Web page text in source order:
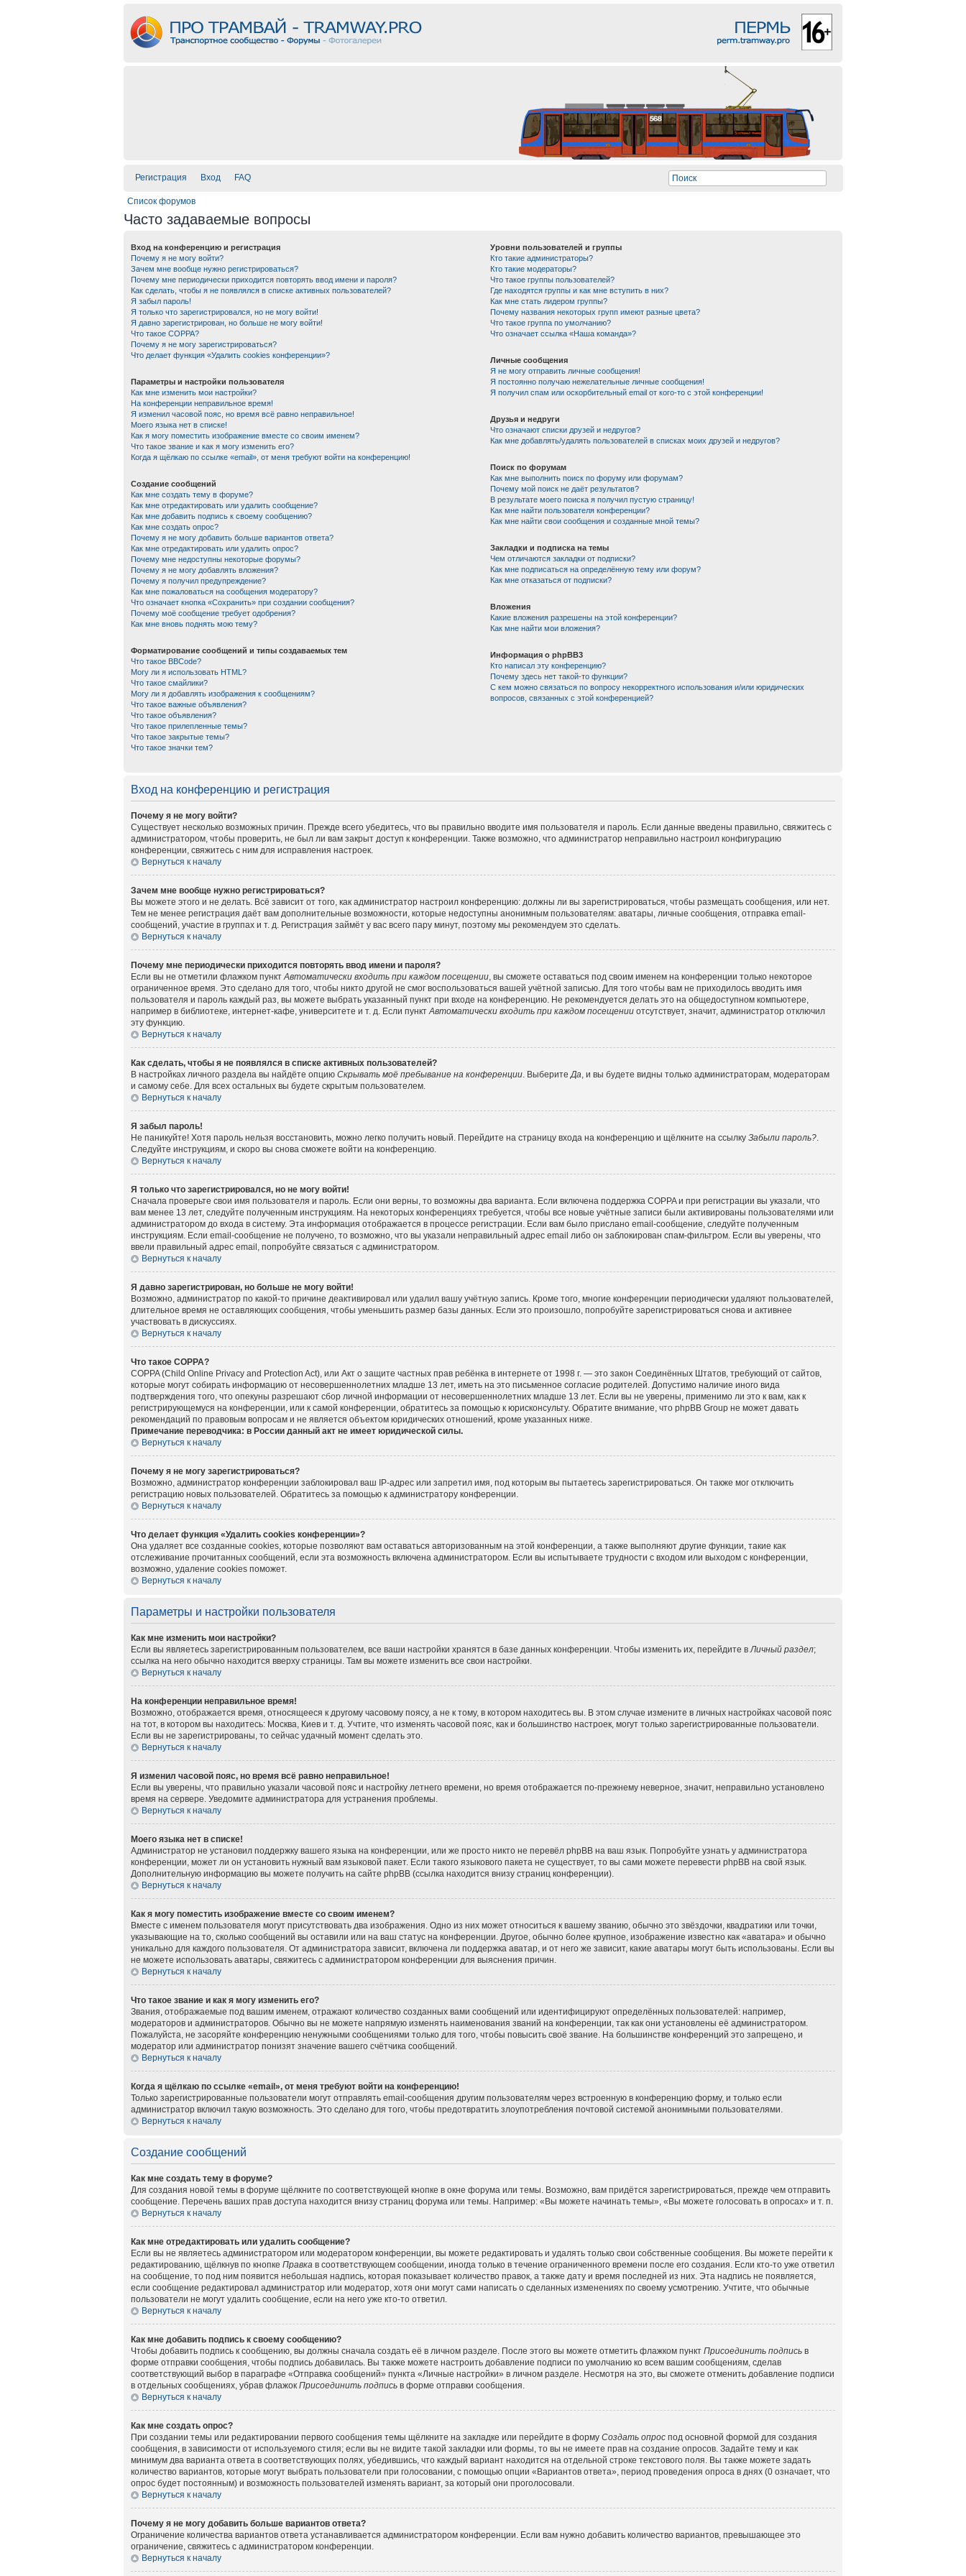
Регистрация Вход FAQ
Список форумов
Часто задаваемые вопросы
Вход на конференцию и регистрация
Почему я не могу войти?
Зачем мне вообще нужно регистрироваться?
Почему мне периодически приходится повторять ввод имени и пароля?
Как сделать, чтобы я не появлялся в списке активных пользователей?
Я забыл пароль!
Я только что зарегистрировался, но не могу войти!
Я давно зарегистрирован, но больше не могу войти!
Что такое COPPA?
Почему я не могу зарегистрироваться?
Что делает функция «Удалить cookies конференции»?
Параметры и настройки пользователя
Как мне изменить мои настройки?
На конференции неправильное время!
Я изменил часовой пояс, но время всё равно неправильное!
Моего языка нет в списке!
Как я могу поместить изображение вместе со своим именем?
Что такое звание и как я могу изменить его?
Когда я щёлкаю по ссылке «email», от меня требуют войти на конференцию!
Создание сообщений
Как мне создать тему в форуме?
Как мне отредактировать или удалить сообщение?
Как мне добавить подпись к своему сообщению?
Как мне создать опрос?
Почему я не могу добавить больше вариантов ответа?
Как мне отредактировать или удалить опрос?
Почему мне недоступны некоторые форумы?
Почему я не могу добавлять вложения?
Почему я получил предупреждение?
Как мне пожаловаться на сообщения модератору?
Что означает кнопка «Сохранить» при создании сообщения?
Почему моё сообщение требует одобрения?
Как мне вновь поднять мою тему?
Форматирование сообщений и типы создаваемых тем
Что такое BBCode?
Могу ли я использовать HTML?
Что такое смайлики?
Могу ли я добавлять изображения к сообщениям?
Что такое важные объявления?
Что такое объявления?
Что такое прилепленные темы?
Что такое закрытые темы?
Что такое значки тем?
Уровни пользователей и группы
Кто такие администраторы?
Кто такие модераторы?
Что такое группы пользователей?
Где находятся группы и как мне вступить в них?
Как мне стать лидером группы?
Почему названия некоторых групп имеют разные цвета?
Что такое группа по умолчанию?
Что означает ссылка «Наша команда»?
Личные сообщения
Я не могу отправить личные сообщения!
Я постоянно получаю нежелательные личные сообщения!
Я получил спам или оскорбительный email от кого-то с этой конференции!
Друзья и недруги
Что означают списки друзей и недругов?
Как мне добавлять/удалять пользователей в списках моих друзей и недругов?
Поиск по форумам
Как мне выполнить поиск по форуму или форумам?
Почему мой поиск не даёт результатов?
В результате моего поиска я получил пустую страницу!
Как мне найти пользователя конференции?
Как мне найти свои сообщения и созданные мной темы?
Закладки и подписка на темы
Чем отличаются закладки от подписки?
Как мне подписаться на определённую тему или форум?
Как мне отказаться от подписки?
Вложения
Какие вложения разрешены на этой конференции?
Как мне найти мои вложения?
Информация о phpBB3
Кто написал эту конференцию?
Почему здесь нет такой-то функции?
С кем можно связаться по вопросу некорректного использования и/или юридических
вопросов, связанных с этой конференцией?
Вход на конференцию и регистрация
Почему я не могу войти?
Существует несколько возможных причин. Прежде всего убедитесь, что вы правильно вводите имя пользователя и пароль. Если данные введены правильно, свяжитесь с
администратором, чтобы проверить, не был ли вам закрыт доступ к конференции. Также возможно, что администратор неправильно настроил конфигурацию
конференции, свяжитесь с ним для исправления настроек.
Вернуться к началу
Зачем мне вообще нужно регистрироваться?
Вы можете этого и не делать. Всё зависит от того, как администратор настроил конференцию: должны ли вы зарегистрироваться, чтобы размещать сообщения, или нет.
Тем не менее регистрация даёт вам дополнительные возможности, которые недоступны анонимным пользователям: аватары, личные сообщения, отправка email-
сообщений, участие в группах и т. д. Регистрация займёт у вас всего пару минут, поэтому мы рекомендуем это сделать.
Вернуться к началу
Почему мне периодически приходится повторять ввод имени и пароля?
Если вы не отметили флажком пунктАвтоматически входить при каждом посещении, вы сможете оставаться под своим именем на конференции только некоторое
ограниченное время. Это сделано для того, чтобы никто другой не смог воспользоваться вашей учётной записью. Для того чтобы вам не приходилось вводить имя
пользователя и пароль каждый раз, вы можете выбрать указанный пункт при входе на конференцию. Не рекомендуется делать это на общедоступном компьютере,
например в библиотеке, интернет-кафе, университете и т. д. Если пунктАвтоматически входить при каждом посещении отсутствует, значит, администратор отключил
эту функцию.
Вернуться к началу
Как сделать, чтобы я не появлялся в списке активных пользователей?
В настройках личного раздела вы найдёте опцию Скрывать моё пребывание на конференции. ВыберитеДа, и вы будете видны только администраторам, модераторам
и самому себе. Для всех остальных вы будете скрытым пользователем.
Вернуться к началу
Я забыл пароль!
Не паникуйте! Хотя пароль нельзя восстановить, можно легко получить новый. Перейдите на страницу входа на конференцию и щёлкните на ссылку Забыли пароль?.
Следуйте инструкциям, и скоро вы снова сможете войти на конференцию.
Вернуться к началу
Я только что зарегистрировался, но не могу войти!
Сначала проверьте свои имя пользователя и пароль. Если они верны, то возможны два варианта. Если включена поддержка COPPA и при регистрации вы указали, что
вам менее 13 лет, следуйте полученным инструкциям. На некоторых конференциях требуется, чтобы все новые учётные записи были активированы пользователями или
администратором до входа в систему. Эта информация отображается в процессе регистрации. Если вам было прислано email-сообщение, следуйте полученным
инструкциям. Если email-сообщение не получено, то возможно, что вы указали неправильный адрес email либо он заблокирован спам-фильтром. Если вы уверены, что
ввели правильный адрес email, попробуйте связаться с администратором.
Вернуться к началу
Я давно зарегистрирован, но больше не могу войти!
Возможно, администратор по какой-то причине деактивировал или удалил вашу учётную запись. Кроме того, многие конференции периодически удаляют пользователей,
длительное время не оставляющих сообщения, чтобы уменьшить размер базы данных. Если это произошло, попробуйте зарегистрироваться снова и активнее
участвовать в дискуссиях.
Вернуться к началу
Что такое COPPA?
COPPA (Child Online Privacy and Protection Act), или Акт о защите частных прав ребёнка в интернете от 1998 г. — это закон Соединённых Штатов, требующий от сайтов,
которые могут собирать информацию от несовершеннолетних младше 13 лет, иметь на это письменное согласие родителей. Допустимо наличие иного вида
подтверждения того, что опекуны разрешают сбор личной информации от несовершеннолетних младше 13 лет. Если вы не уверены, применимо ли это к вам, как к
регистрирующемуся на конференции, или к самой конференции, обратитесь за помощью к юрисконсульту. Обратите внимание, что phpBB Group не может давать
рекомендаций по правовым вопросам и не является объектом юридических отношений, кроме указанных ниже.
Примечание переводчика: в России данный акт не имеет юридической силы.
Вернуться к началу
Почему я не могу зарегистрироваться?
Возможно, администратор конференции заблокировал ваш IP-адрес или запретил имя, под которым вы пытаетесь зарегистрироваться. Он также мог отключить
регистрацию новых пользователей. Обратитесь за помощью к администратору конференции.
Вернуться к началу
Что делает функция «Удалить cookies конференции»?
Она удаляет все созданные cookies, которые позволяют вам оставаться авторизованным на этой конференции, а также выполняют другие функции, такие как
отслеживание прочитанных сообщений, если эта возможность включена администратором. Если вы испытываете трудности с входом или выходом с конференции,
возможно, удаление cookies поможет.
Вернуться к началу
Параметры и настройки пользователя
Как мне изменить мои настройки?
Если вы являетесь зарегистрированным пользователем, все ваши настройки хранятся в базе данных конференции. Чтобы изменить их, перейдите вЛичный раздел;
ссылка на него обычно находится вверху страницы. Там вы можете изменить все свои настройки.
Вернуться к началу
На конференции неправильное время!
Возможно, отображается время, относящееся к другому часовому поясу, а не к тому, в котором находитесь вы. В этом случае измените в личных настройках часовой пояс
на тот, в котором вы находитесь: Москва, Киев и т. д. Учтите, что изменять часовой пояс, как и большинство настроек, могут только зарегистрированные пользователи.
Если вы не зарегистрированы, то сейчас удачный момент сделать это.
Вернуться к началу
Я изменил часовой пояс, но время всё равно неправильное!
Если вы уверены, что правильно указали часовой пояс и настройку летнего времени, но время отображается по-прежнему неверное, значит, неправильно установлено
время на сервере. Уведомите администратора для устранения проблемы.
Вернуться к началу
Моего языка нет в списке!
Администратор не установил поддержку вашего языка на конференции, или же просто никто не перевёл phpBB на ваш язык. Попробуйте узнать у администратора
конференции, может ли он установить нужный вам языковой пакет. Если такого языкового пакета не существует, то вы сами можете перевести phpBB на свой язык.
Дополнительную информацию вы можете получить на сайте phpBB (ссылка находится внизу страниц конференции).
Вернуться к началу
Как я могу поместить изображение вместе со своим именем?
Вместе с именем пользователя могут присутствовать два изображения. Одно из них может относиться к вашему званию, обычно это звёздочки, квадратики или точки,
указывающие на то, сколько сообщений вы оставили или на ваш статус на конференции. Другое, обычно более крупное, изображение известно как «аватара» и обычно
уникально для каждого пользователя. От администратора зависит, включена ли поддержка аватар, и от него же зависит, какие аватары могут быть использованы. Если вы
не можете использовать аватары, свяжитесь с администратором конференции для выяснения причин.
Вернуться к началу
Что такое звание и как я могу изменить его?
Звания, отображаемые под вашим именем, отражают количество созданных вами сообщений или идентифицируют определённых пользователей: например,
модераторов и администраторов. Обычно вы не можете напрямую изменять наименования званий на конференции, так как они установлены её администратором.
Пожалуйста, не засоряйте конференцию ненужными сообщениями только для того, чтобы повысить своё звание. На большинстве конференций это запрещено, и
модератор или администратор понизят значение вашего счётчика сообщений.
Вернуться к началу
Когда я щёлкаю по ссылке «email», от меня требуют войти на конференцию!
Только зарегистрированные пользователи могут отправлять email-сообщения другим пользователям через встроенную в конференцию форму, и только если
администратор включил такую возможность. Это сделано для того, чтобы предотвратить злоупотребления почтовой системой анонимными пользователями.
Вернуться к началу
Создание сообщений
Как мне создать тему в форуме?
Для создания новой темы в форуме щёлкните по соответствующей кнопке в окне форума или темы. Возможно, вам придётся зарегистрироваться, прежде чем отправить
сообщение. Перечень ваших прав доступа находится внизу страниц форума или темы. Например: «Вы можете начинать темы», «Вы можете голосовать в опросах» и т. п.
Вернуться к началу
Как мне отредактировать или удалить сообщение?
Если вы не являетесь администратором или модератором конференции, вы можете редактировать и удалять только свои собственные сообщения. Вы можете перейти к
редактированию, щёлкнув по кнопке Правка в соответствующем сообщении, иногда только в течение ограниченного времени после его создания. Если кто-то уже ответил
на сообщение, то под ним появится небольшая надпись, которая показывает количество правок, а также дату и время последней из них. Эта надпись не появляется,
если сообщение редактировал администратор или модератор, хотя они могут сами написать о сделанных изменениях по своему усмотрению. Учтите, что обычные
пользователи не могут удалить сообщение, если на него уже кто-то ответил.
Вернуться к началу
Как мне добавить подпись к своему сообщению?
Чтобы добавить подпись к сообщению, вы должны сначала создать её в личном разделе. После этого вы можете отметить флажком пункт Присоединить подпись в
форме отправки сообщения, чтобы подпись добавилась. Вы также можете настроить добавление подписи по умолчанию ко всем вашим сообщениям, сделав
соответствующий выбор в параграфе «Отправка сообщений» пункта «Личные настройки» в личном разделе. Несмотря на это, вы сможете отменить добавление подписи
в отдельных сообщениях, убрав флажок Присоединить подпись в форме отправки сообщения.
Вернуться к началу
Как мне создать опрос?
При создании темы или редактировании первого сообщения темы щёлкните на закладке или перейдите в форму Создать опрос под основной формой для создания
сообщения, в зависимости от используемого стиля; если вы не видите такой закладки или формы, то вы не имеете прав на создание опросов. Задайте тему и как
минимум два варианта ответа в соответствующих полях, убедившись, что каждый вариант находится на отдельной строке текстового поля. Вы также можете задать
количество вариантов, которые могут выбрать пользователи при голосовании, с помощью опции «Вариантов ответа», период проведения опроса в днях (0 означает, что
опрос будет постоянным) и возможность пользователей изменять вариант, за который они проголосовали.
Вернуться к началу
Почему я не могу добавить больше вариантов ответа?
Ограничение количества вариантов ответа устанавливается администратором конференции. Если вам нужно добавить количество вариантов, превышающее это
ограничение, свяжитесь с администратором конференции.
Вернуться к началу